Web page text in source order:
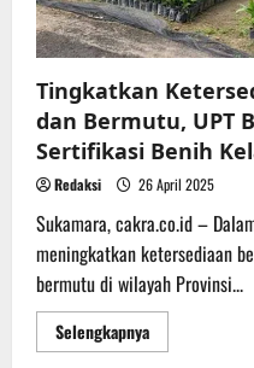
Tingkatkan
dan Bermutu, UPT
Sertifikasi Benih
Redaksi 26 April 2025
Sukamara, cakra.co.id –
meningkatkan ketersediaan
bermutu di wilayah Provinsi...
SelengkapnyaRead
more